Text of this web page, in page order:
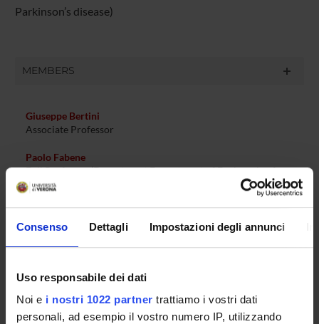
Consenso Dettagli Impostazioni degli annunci
Uso responsabile dei dati
Noi e i nostri 1022 partner trattiamo i vostri dati
personali, ad esempio il vostro numero IP, utilizzando
Parkinson’s disease)
MEMBERS
Giuseppe Bertini
Associate Professor
Paolo Fabene
Full Professor (Department Department of Engineering for
Innovation Medicine)
PROJECTS
LABORATORIES AND RESEARCH CENTRES